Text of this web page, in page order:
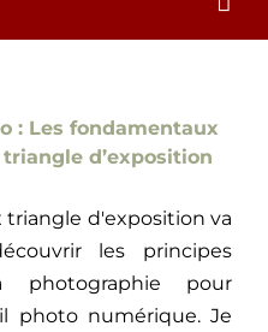
: Les fondamentaux
d’exposition
d'exposition va
les principes
photographie pour
photo numérique. Je